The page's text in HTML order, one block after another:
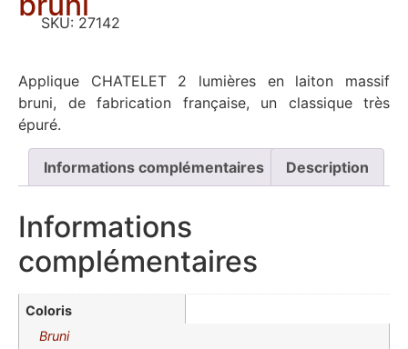
SKU: 27142
Applique CHATELET 2 lumières en laiton massif
bruni, de fabrication française, un classique très
épuré.
Informations complémentaires Description
Informations
complémentaires
Coloris
Bruni